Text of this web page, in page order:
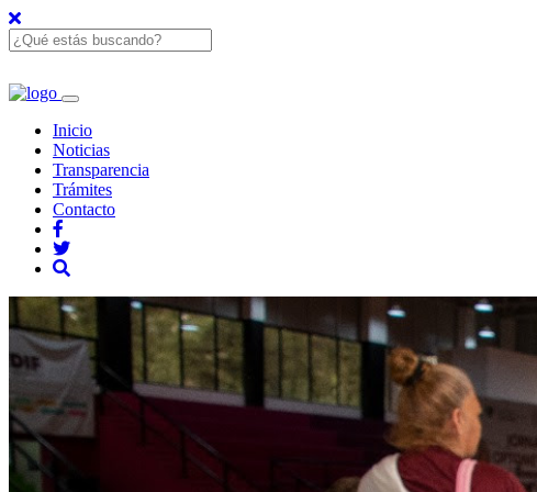
Inicio
Noticias
Transparencia
Trámites
Contacto